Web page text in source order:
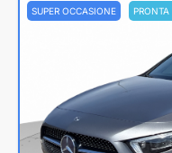
SUPER OCCASIONE